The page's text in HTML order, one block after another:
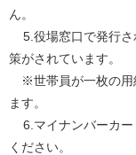
ん。
5.役場窓口で発行さ
策がされています。
※世帯員が一枚の用
ます。
6.マイナンバーカー
ください。